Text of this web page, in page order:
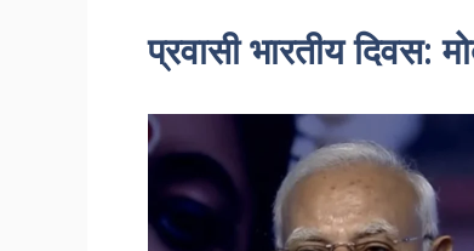
प्रवासी भारतीय दिवस: